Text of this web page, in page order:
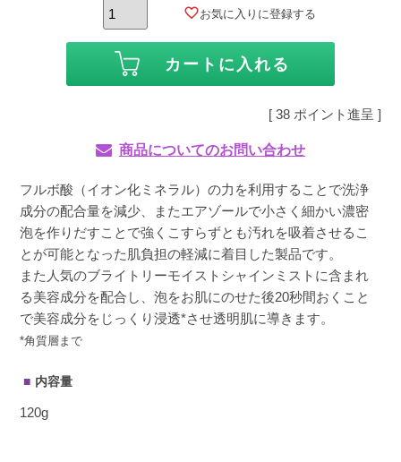
お気に入りに登録する
カートに入れる
[ 38 ポイント進呈 ]
商品についてのお問い合わせ
フルボ酸（イオン化ミネラル）の力を利用することで洗浄
成分の配合量を減少、またエアゾールで小さく細かい濃密
泡を作りだすことで強くこすらずとも汚れを吸着させるこ
とが可能となった肌負担の軽減に着目した製品です。
また人気のブライトリーモイストシャインミストに含まれ
る美容成分を配合し、泡をお肌にのせた後20秒間おくこと
で美容成分をじっくり浸透*させ透明肌に導きます。
*角質層まで
内容量
120g